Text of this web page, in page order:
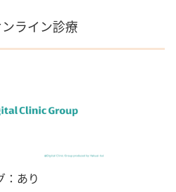
ライン診療
：あり